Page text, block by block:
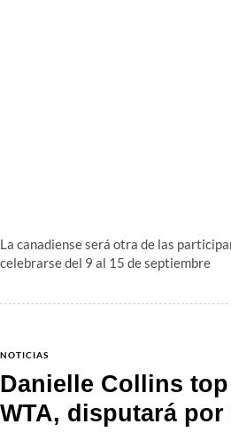
La canadiense será otra de las
celebrarse del 9 al 15 de septiembre
NOTICIAS
Danielle Collins
WTA, disputará por